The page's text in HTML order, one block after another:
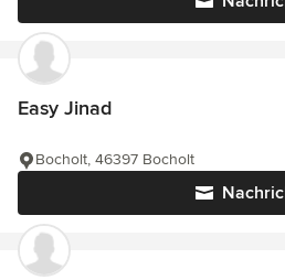
Easy Jinad
Bocholt, 46397 Bocholt